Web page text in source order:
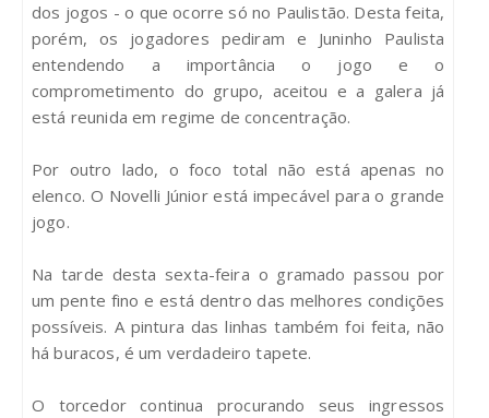
dos jogos - o que ocorre só no Paulistão. Desta feita,
porém, os jogadores pediram e Juninho Paulista
entendendo a importância o jogo e o
comprometimento do grupo, aceitou e a galera já
está reunida em regime de concentração.
Por outro lado, o foco total não está apenas no
elenco. O Novelli Júnior está impecável para o grande
jogo.
Na tarde desta sexta-feira o gramado passou por
um pente fino e está dentro das melhores condições
possíveis. A pintura das linhas também foi feita, não
há buracos, é um verdadeiro tapete.
O torcedor continua procurando seus ingressos